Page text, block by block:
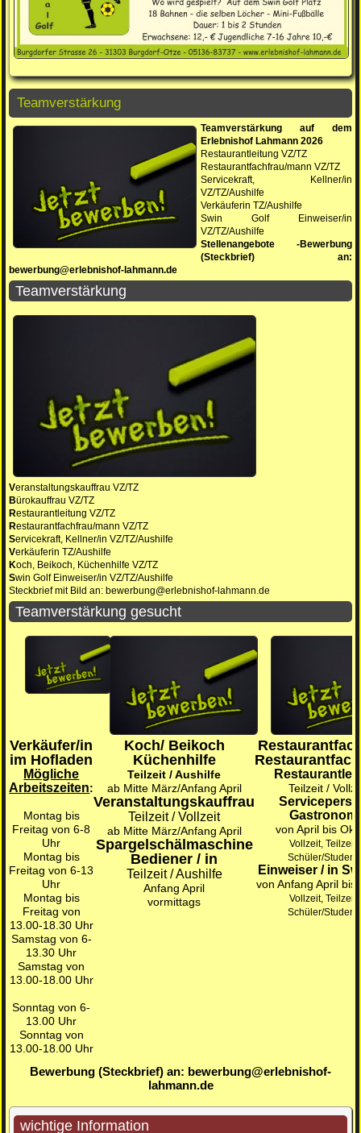
Teamverstärkung
Teamverstärkung auf dem
Erlebnishof Lahmann 2026
Restaurantleitung VZ/TZ
Restaurantfachfrau/mann VZ/TZ
Servicekraft, Kellner/in
VZ/TZ/Aushilfe
Verkäuferin TZ/Aushilfe
Swin Golf Einweiser/in
VZ/TZ/Aushilfe
Stellenangebote -Bewerbung
(Steckbrief) an:
bewerbung@erlebnishof-lahmann.de
Teamverstärkung
Veranstaltungskauffrau VZ/TZ
Bürokauffrau VZ/TZ
Restaurantleitung VZ/TZ
Restaurantfachfrau/mann VZ/TZ
Servicekraft, Kellner/in VZ/TZ/Aushilfe
Verkäuferin TZ/Aushilfe
Koch, Beikoch, Küchenhilfe VZ/TZ
Swin Golf Einweiser/in VZ/TZ/Aushilfe
Steckbrief mit Bild an: bewerbung@erlebnishof-lahmann.de
Teamverstärkung gesucht
Verkäufer/in
im Hofladen
Mögliche
Arbeitszeiten:
Montag bis
Freitag von 6-8
Uhr
Montag bis
Freitag von 6-13
Uhr
Montag bis
Freitag von
13.00-18.30 Uhr
Samstag von 6-
13.30 Uhr
Samstag von
13.00-18.00 Uhr
Sonntag von 6-
13.00 Uhr
Sonntag von
13.00-18.00 Uhr
Koch/ Beikoch
Küchenhilfe
Teilzeit / Aushilfe
ab Mitte März/Anfang April
Veranstaltungskauffrau
Teilzeit / Vollzeit
ab Mitte März/Anfang April
Spargelschälmaschine
Bediener / in
Teilzeit / Aushilfe
Anfang April
vormittags
Teilzeit /
von April bis
Vollzeit,
Schüler/
Einweiser / in
von Anfang April bis
Vollzeit,
Schüler/
Bewerbung (Steckbrief) an: bewerbung@erlebnishof-
lahmann.de
wichtige Information